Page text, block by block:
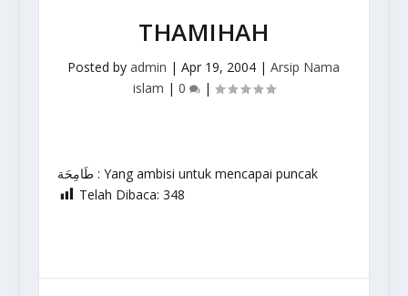
THAMIHAH
Posted byadmin |Apr 19, 2004 |Arsip Nama
islam | 0 |
طَامِحَة : Yang ambisi untuk mencapai puncak
Telah Dibaca: 348